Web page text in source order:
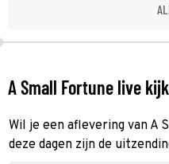
A Small Fortune live
Wil je een aflevering van A
deze dagen zijn de